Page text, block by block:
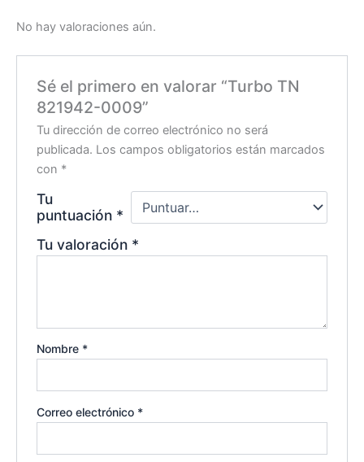
No hay valoraciones aún.
Sé el primero en valorar “Turbo TN
821942-0009”
Tu dirección de correo electrónico no será
publicada. Los campos obligatorios están marcados
con *
Tu
puntuación *
Tu valoración *
Nombre *
Correo electrónico *